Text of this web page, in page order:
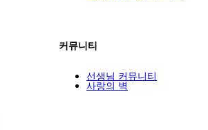
커뮤니티
선생님 커뮤니티
사랑의 벽